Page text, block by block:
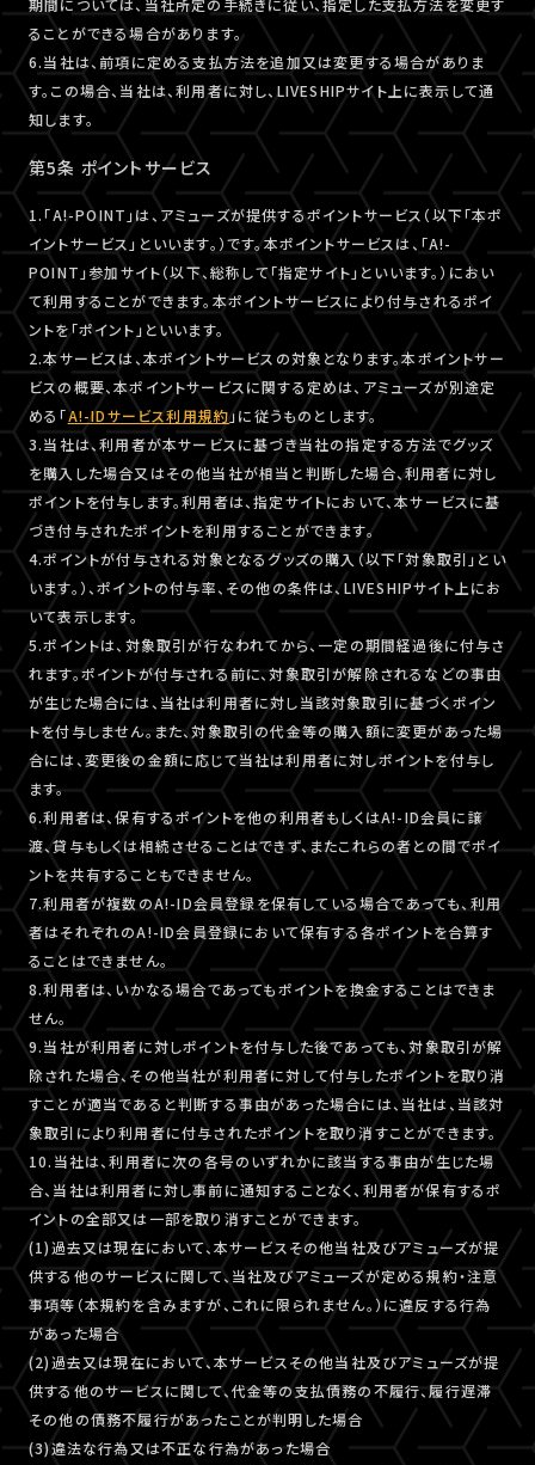
期間については、当社所定の手続きに従い、指定した支払方法を変更す
ることができる場合があります。
6.当社は、前項に定める支払方法を追加又は変更する場合がありま
す。この場合、当社は、利用者に対し、LIVESHIPサイト上に表示して通
知します。
第5条 ポイントサービス
1.「A!-POINT」は、アミューズが提供するポイントサービス（以下「本ポ
イントサービス」といいます。）です。本ポイントサービスは、「A!-
POINT」参加サイト（以下、総称して「指定サイト」といいます。）におい
て利用することができます。本ポイントサービスにより付与されるポイ
ントを「ポイント」といいます。
2.本サービスは、本ポイントサービスの対象となります。本ポイントサー
ビスの概要、本ポイントサービスに関する定めは、アミューズが別途定
める「A!-IDサービス利用規約」に従うものとします。
3.当社は、利用者が本サービスに基づき当社の指定する方法でグッズ
を購入した場合又はその他当社が相当と判断した場合、利用者に対し
ポイントを付与します。利用者は、指定サイトにおいて、本サービスに基
づき付与されたポイントを利用することができます。
4.ポイントが付与される対象となるグッズの購入（以下「対象取引」とい
います。）、ポイントの付与率、その他の条件は、LIVESHIPサイト上にお
いて表示します。
5.ポイントは、対象取引が行なわれてから、一定の期間経過後に付与さ
れます。ポイントが付与される前に、対象取引が解除されるなどの事由
が生じた場合には、当社は利用者に対し当該対象取引に基づくポイン
トを付与しません。また、対象取引の代金等の購入額に変更があった場
合には、変更後の金額に応じて当社は利用者に対しポイントを付与し
ます。
6.利用者は、保有するポイントを他の利用者もしくはA!-ID会員に譲
渡、貸与もしくは相続させることはできず、またこれらの者との間でポイ
ントを共有することもできません。
7.利用者が複数のA!-ID会員登録を保有している場合であっても、利用
者はそれぞれのA!-ID会員登録において保有する各ポイントを合算す
ることはできません。
8.利用者は、いかなる場合であってもポイントを換金することはできま
せん。
9.当社が利用者に対しポイントを付与した後であっても、対象取引が解
除された場合、その他当社が利用者に対して付与したポイントを取り消
すことが適当であると判断する事由があった場合には、当社は、当該対
象取引により利用者に付与されたポイントを取り消すことができます。
10.当社は、利用者に次の各号のいずれかに該当する事由が生じた場
合、当社は利用者に対し事前に通知することなく、利用者が保有するポ
イントの全部又は一部を取り消すことができます。
(1)過去又は現在において、本サービスその他当社及びアミューズが提
供する他のサービスに関して、当社及びアミューズが定める規約・注意
事項等（本規約を含みますが、これに限られません。）に違反する行為
があった場合
(2)過去又は現在において、本サービスその他当社及びアミューズが提
供する他のサービスに関して、代金等の支払債務の不履行、履行遅滞
その他の債務不履行があったことが判明した場合
(3)違法な行為又は不正な行為があった場合